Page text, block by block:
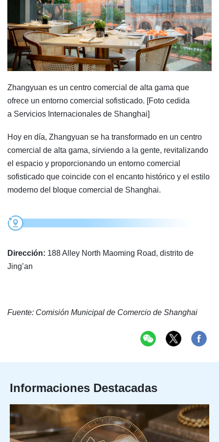
Zhangyuan es un centro comercial de alta gama que
ofrece un entorno comercial sofisticado. [Foto cedida
a Servicios Internacionales de Shanghai]
Hoy en día, Zhangyuan se ha transformado en un centro
comercial de alta gama, sirviendo a la gente, revitalizando
el espacio y proporcionando un entorno comercial
sofisticado que coincide con el encanto histórico y el estilo
moderno del bloque comercial de Shanghai.
Dirección: 188 Alley North Maoming Road, distrito de
Jing’an
Fuente: Comisión Municipal de Comercio de Shanghai
Informaciones Destacadas